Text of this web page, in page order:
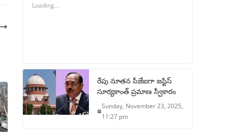
Loading...
రేపు నూతన సీజేఐగా జస్టిస్
సూర్యకాంత్ ప్రమాణ స్వీకారం
Sunday, November 23, 2025,
11:27 pm